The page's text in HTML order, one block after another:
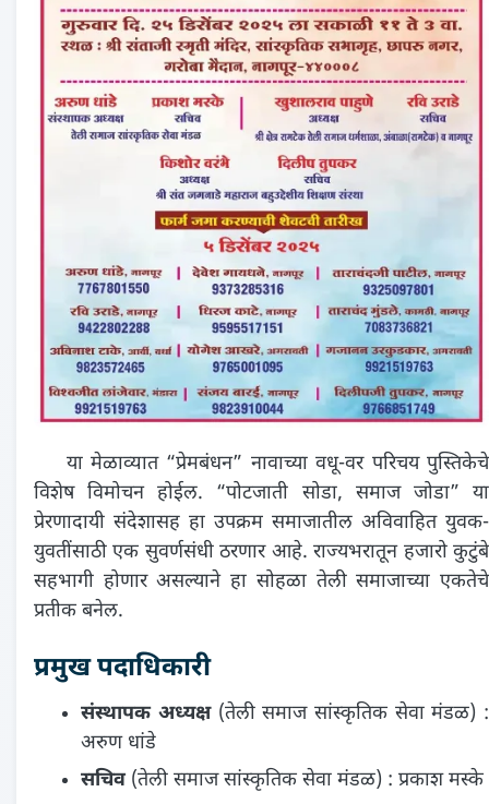
या मेळाव्यात “प्रेमबंधन” नावाच्या वधू-वर परिचय पुस्तिकेचे
विशेष विमोचन होईल. “पोटजाती सोडा, समाज जोडा” या
प्रेरणादायी संदेशासह हा उपक्रम समाजातील अविवाहित युवक-
युवतींसाठी एक सुवर्णसंधी ठरणार आहे. राज्यभरातून हजारो कुटुंबे
सहभागी होणार असल्याने हा सोहळा तेली समाजाच्या एकतेचे
प्रतीक बनेल.
प्रमुख पदाधिकारी
संस्थापक अध्यक्ष(तेली समाज सांस्कृतिक सेवा मंडळ) :
अरुण धांडे
सचिव(तेली समाज सांस्कृतिक सेवा मंडळ) : प्रकाश मस्के